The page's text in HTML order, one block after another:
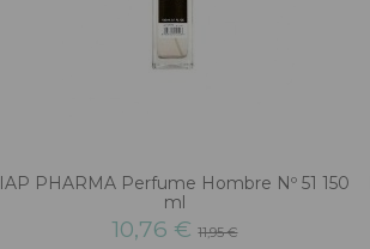
IAP PHARMA Perfume Hombre Nº 51 150
ml
10,76 €11,95 €